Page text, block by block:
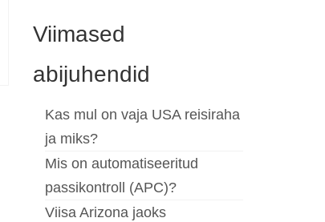
Viimased
abijuhendid
Kas mul on vaja USA reisiraha
ja miks?
Mis on automatiseeritud
passikontroll (APC)?
Viisa Arizona jaoks